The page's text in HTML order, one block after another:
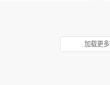
加载更多